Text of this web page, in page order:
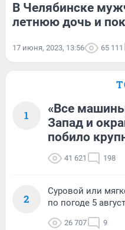
В Челябинске
летнюю дочь и
17 июня, 2023, 13:56 65 111
1
«Все
Запад и
побило
41 621 198
2
Суровой или
по погоде 5
26 707 9